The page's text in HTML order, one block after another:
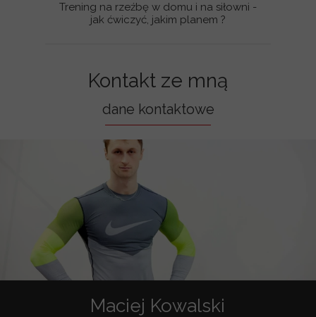
Kontakt ze mną
dane kontaktowe
Maciej Kowalski
Trening na rzeźbę w domu i na siłowni -
jak ćwiczyć, jakim planem ?